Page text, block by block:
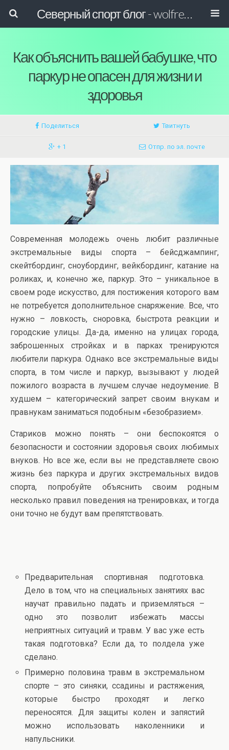
Северный спорт блог - wolfreactor
Как объяснить вашей бабушке, что
паркур не опасен для жизни и
здоровья
Поделиться Твитнуть
+ 1 Отпр. по эл. почте
Современная молодежь очень любит различные
экстремальные виды спорта – бейсджампинг,
скейтбординг, сноубординг, вейкбординг, катание на
роликах, и, конечно же, паркур. Это – уникальное в
своем роде искусство, для постижения которого вам
не потребуется дополнительное снаряжение. Все, что
нужно – ловкость, сноровка, быстрота реакции и
городские улицы. Да-да, именно на улицах города,
заброшенных стройках и в парках тренируются
любители паркура. Однако все экстремальные виды
спорта, в том числе и паркур, вызывают у людей
пожилого возраста в лучшем случае недоумение. В
худшем – категорический запрет своим внукам и
правнукам заниматься подобным «безобразием».
Стариков можно понять – они беспокоятся о
безопасности и состоянии здоровья своих любимых
внуков. Но все же, если вы не представляете свою
жизнь без паркура и других экстремальных видов
спорта, попробуйте объяснить своим родным
несколько правил поведения на тренировках, и тогда
они точно не будут вам препятствовать.
Предварительная спортивная подготовка.
Дело в том, что на специальных занятиях вас
научат правильно падать и приземляться –
одно это позволит избежать массы
неприятных ситуаций и травм. У вас уже есть
такая подготовка? Если да, то полдела уже
сделано.
Примерно половина травм в экстремальном
спорте – это синяки, ссадины и растяжения,
которые быстро проходят и легко
переносятся. Для защиты колен и запястий
можно использовать наколенники и
напульсники.